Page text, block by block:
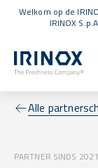
Welkom op de
IRINOX
Alle
PARTNER SINDS 2021